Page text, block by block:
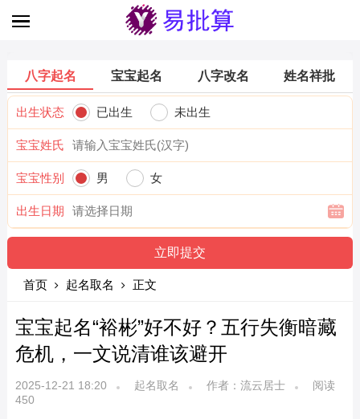
八字起名 宝宝起名 八字改名 姓名祥批
出生状态 已出生 未出生
宝宝姓氏
宝宝性别 男 女
出生日期
首页 起名取名 正文
宝宝起名“裕彬”好不好？五行失衡暗藏
危机，一文说清谁该避开
2025-12-21 18:20 起名取名 作者：流云居士
阅读
450